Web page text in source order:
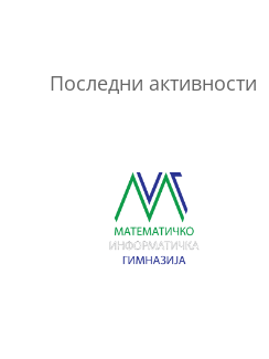
Последни активности